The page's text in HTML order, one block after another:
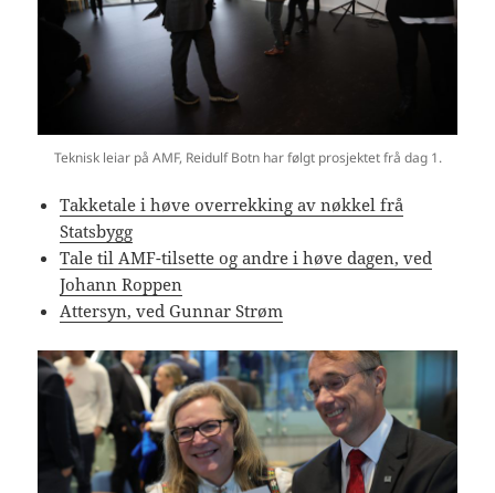
Teknisk leiar på AMF, Reidulf Botn har følgt prosjektet frå dag 1.
Takketale i høve overrekking av nøkkel frå
Statsbygg
Tale til AMF-tilsette og andre i høve dagen, ved
Johann Roppen
Attersyn, ved Gunnar Strøm